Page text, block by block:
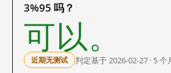
3%95 吗？
可以。
近期无测试 判定基于 2026-02-27 · 5 个